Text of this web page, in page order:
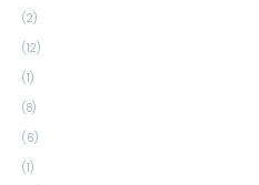
(2)
(12)
(1)
(8)
(6)
(1)